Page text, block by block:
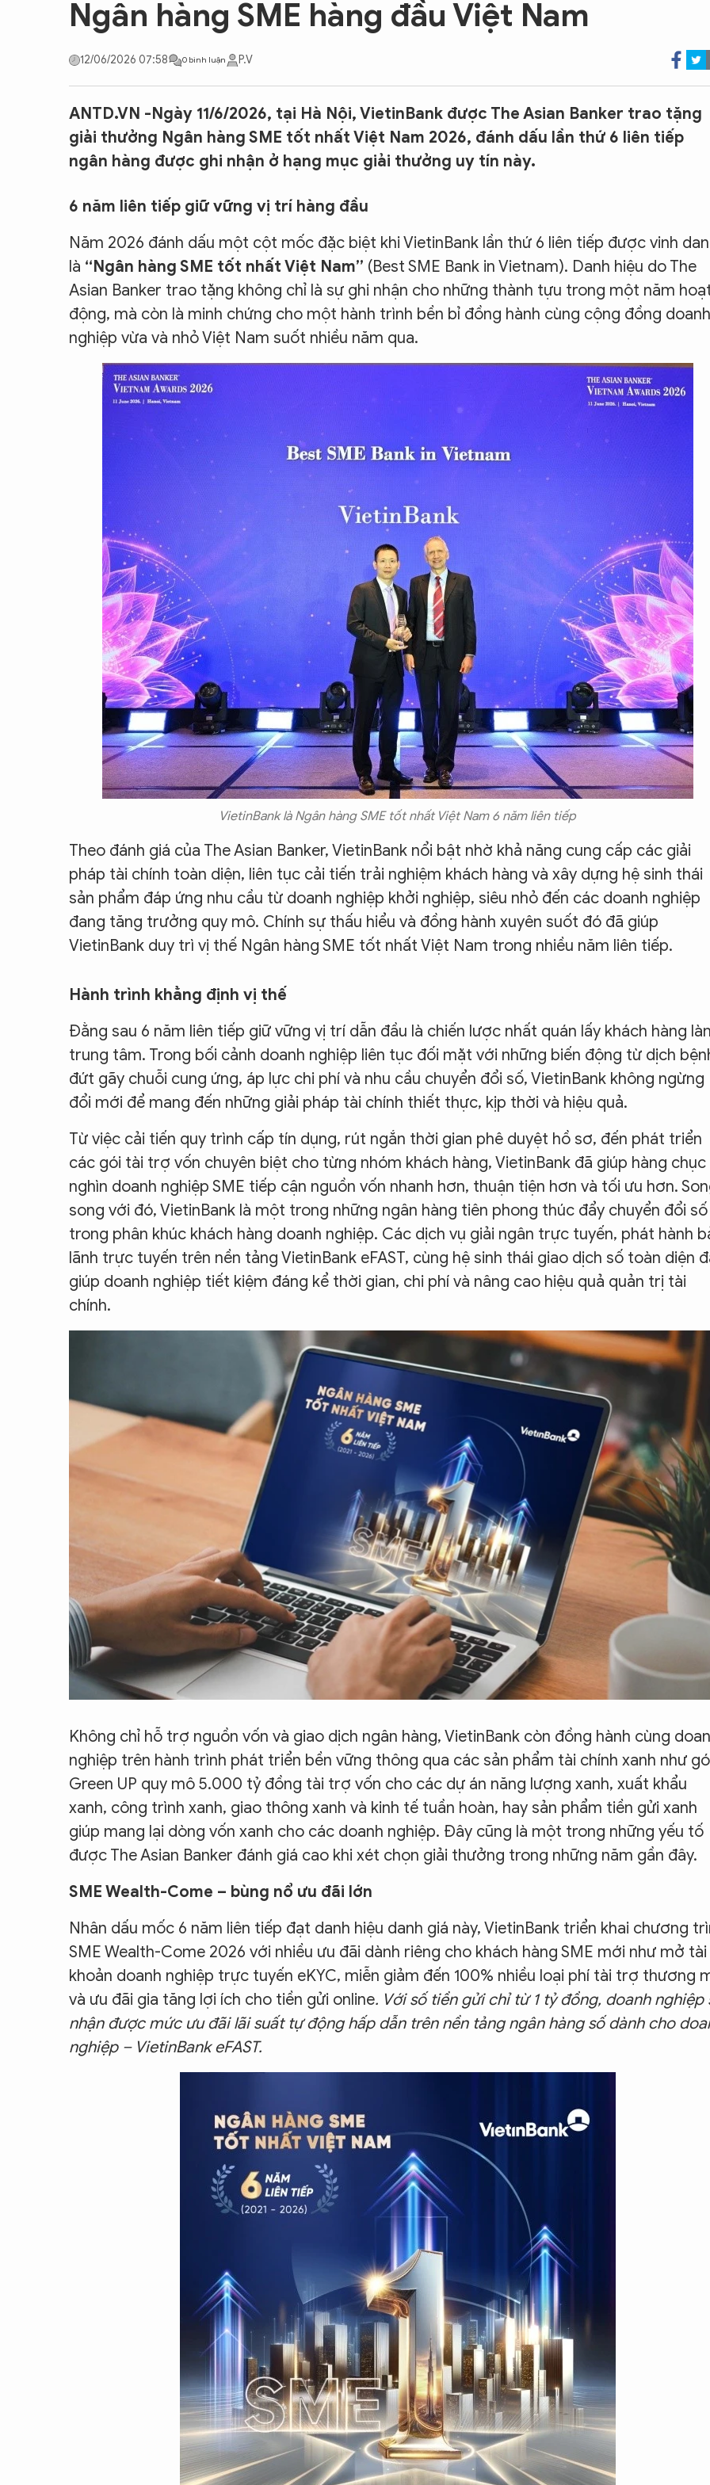
CON ĐƯỜNG KHỞI NGHIỆP
Ngân hàng SME hàng đầu Việt Nam
12/06/2026 07:58 0 bình luận P.V
ANTD.VN -Ngày 11/6/2026, tại Hà Nội, VietinBank được The Asian Banker trao tặng
giải thưởng Ngân hàng SME tốt nhất Việt Nam 2026, đánh dấu lần thứ 6 liên tiếp
ngân hàng được ghi nhận ở hạng mục giải thưởng uy tín này.
6 năm liên tiếp giữ vững vị trí hàng đầu
Năm 2026 đánh dấu một cột mốc đặc biệt khi VietinBank lần thứ 6 liên tiếp được vinh
là “Ngân hàng SME tốt nhất Việt Nam” (Best SME Bank in Vietnam). Danh hiệu do The
Asian Banker trao tặng không chỉ là sự ghi nhận cho những thành tựu trong một năm
động, mà còn là minh chứng cho một hành trình bền bỉ đồng hành cùng cộng đồng doanh
nghiệp vừa và nhỏ Việt Nam suốt nhiều năm qua.
VietinBank là Ngân hàng SME tốt nhất Việt Nam 6 năm liên tiếp
Theo đánh giá của The Asian Banker, VietinBank nổi bật nhờ khả năng cung cấp các giải
pháp tài chính toàn diện, liên tục cải tiến trải nghiệm khách hàng và xây dựng hệ sinh thái
sản phẩm đáp ứng nhu cầu từ doanh nghiệp khởi nghiệp, siêu nhỏ đến các doanh nghiệp
đang tăng trưởng quy mô. Chính sự thấu hiểu và đồng hành xuyên suốt đó đã giúp
VietinBank duy trì vị thế Ngân hàng SME tốt nhất Việt Nam trong nhiều năm liên tiếp.
Hành trình khẳng định vị thế
Đằng sau 6 năm liên tiếp giữ vững vị trí dẫn đầu là chiến lược nhất quán lấy khách hàng
trung tâm. Trong bối cảnh doanh nghiệp liên tục đối mặt với những biến động từ dịch
đứt gãy chuỗi cung ứng, áp lực chi phí và nhu cầu chuyển đổi số, VietinBank không ngừng
đổi mới để mang đến những giải pháp tài chính thiết thực, kịp thời và hiệu quả.
Từ việc cải tiến quy trình cấp tín dụng, rút ngắn thời gian phê duyệt hồ sơ, đến phát triển
các gói tài trợ vốn chuyên biệt cho từng nhóm khách hàng, VietinBank đã giúp hàng chục
nghìn doanh nghiệp SME tiếp cận nguồn vốn nhanh hơn, thuận tiện hơn và tối ưu hơn.
song với đó, VietinBank là một trong những ngân hàng tiên phong thúc đẩy chuyển đổi số
trong phân khúc khách hàng doanh nghiệp. Các dịch vụ giải ngân trực tuyến, phát hành
lãnh trực tuyến trên nền tảng VietinBank eFAST, cùng hệ sinh thái giao dịch số toàn diện
giúp doanh nghiệp tiết kiệm đáng kể thời gian, chi phí và nâng cao hiệu quả quản trị tài
chính.
Không chỉ hỗ trợ nguồn vốn và giao dịch ngân hàng, VietinBank còn đồng hành cùng
nghiệp trên hành trình phát triển bền vững thông qua các sản phẩm tài chính xanh như
Green UP quy mô 5.000 tỷ đồng tài trợ vốn cho các dự án năng lượng xanh, xuất khẩu
xanh, công trình xanh, giao thông xanh và kinh tế tuần hoàn, hay sản phẩm tiền gửi xanh
giúp mang lại dòng vốn xanh cho các doanh nghiệp. Đây cũng là một trong những yếu tố
được The Asian Banker đánh giá cao khi xét chọn giải thưởng trong những năm gần đây.
SME Wealth-Come – bùng nổ ưu đãi lớn
Nhân dấu mốc 6 năm liên tiếp đạt danh hiệu danh giá này, VietinBank triển khai chương
SME Wealth-Come 2026 với nhiều ưu đãi dành riêng cho khách hàng SME mới như mở tài
khoản doanh nghiệp trực tuyến eKYC, miễn giảm đến 100% nhiều loại phí tài trợ thương
và ưu đãi gia tăng lợi ích cho tiền gửi online. Với số tiền gửi chỉ từ 1 tỷ đồng, doanh nghiệp
nhận được mức ưu đãi lãi suất tự động hấp dẫn trên nền tảng ngân hàng số dành cho
nghiệp – VietinBank eFAST.